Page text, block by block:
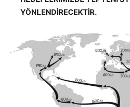
YÖNLENDİRECEKTİR.